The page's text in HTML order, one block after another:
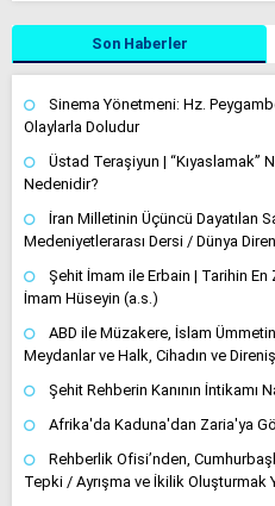
Son Haberler
Sinema Yönetmeni: Hz.
Olaylarla Doludur
Üstad Teraşiyun | “Kıyaslamak”
Nedenidir?
İran Milletinin Üçüncü Dayatılan
Medeniyetlerarası Dersi / Dünya
Şehit İmam ile Erbain | Tarihin
İmam Hüseyin (a.s.)
ABD ile Müzakere, İslam
Meydanlar ve Halk, Cihadın ve
Şehit Rehberin Kanının İntikamı
Afrika'da Kaduna'dan Zaria'ya
Rehberlik Ofisi’nden,
Tepki / Ayrışma ve İkilik Oluşturmak